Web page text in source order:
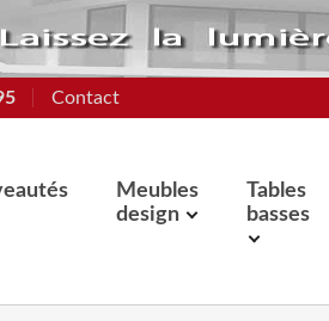
Contact
Meubles
design
Tables
basses